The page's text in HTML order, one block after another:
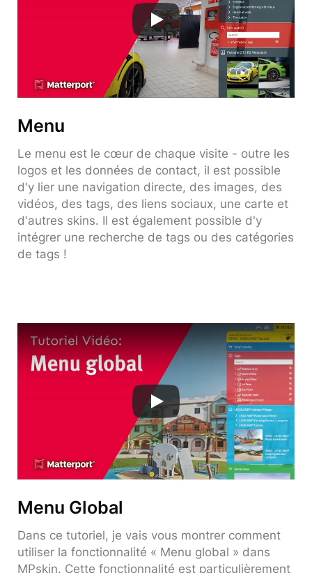
Menu
Le menu est le cœur de chaque visite - outre les
logos et les données de contact, il est possible
d'y lier une navigation directe, des images, des
vidéos, des tags, des liens sociaux, une carte et
d'autres skins. Il est également possible d'y
intégrer une recherche de tags ou des catégories
de tags !
Menu Global
Dans ce tutoriel, je vais vous montrer comment
utiliser la fonctionnalité « Menu global » dans
MPskin. Cette fonctionnalité est particulièrement